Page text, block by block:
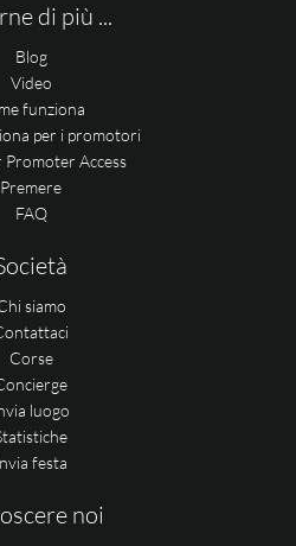
di più ...
Blog
Video
funziona
per i promotori
Promoter Access
Premere
FAQ
siamo
Corse
luogo
festa
noi